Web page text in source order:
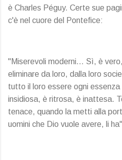
è Charles Péguy. Certe sue
c'è nel cuore del Pontefice:
"Miserevoli moderni… Sì, è
eliminare da loro, dalla loro
tutto il loro essere ogni
insidiosa, è ritrosa, è inattesa.
tenace, quando la metti alla
uomini che Dio vuole avere, li